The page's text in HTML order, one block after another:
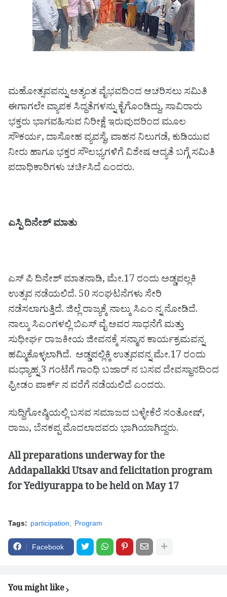
ಮಹೋತ್ಸವವನ್ನು ಅತ್ಯಂತ ವೈಭವದಿಂದ ಆಚರಿಸಲು ಸಮಿತಿ
ಈಗಾಗಲೇ ವ್ಯಾಪಕ ಸಿದ್ಧತೆಗಳನ್ನು ಕೈಗೊಂಡಿದ್ದು, ಸಾವಿರಾರು
ಭಕ್ತರು ಭಾಗವಹಿಸುವ ನಿರೀಕ್ಷೆ ಇರುವುದರಿಂದ ಮೂಲ
ಸೌಕರ್ಯ, ದಾಸೋಹ ವ್ಯವಸ್ಥೆ, ವಾಹನ ನಿಲುಗಡೆ, ಕುಡಿಯುವ
ನೀರು ಹಾಗೂ ಭಕ್ತರ ಸೌಲಭ್ಯಗಳಿಗೆ ವಿಶೇಷ ಆದ್ಯತೆ ಬಗ್ಗೆ ಸಮಿತಿ
ಪದಾಧಿಕಾರಿಗಳು ಚರ್ಚಿಸಿದೆ ಎಂದರು.
ಎಸ್ಪಿ ದಿನೇಶ್ ಮಾತು
ಎಸ್ ಪಿ ದಿನೇಶ್ ಮಾತನಾಡಿ, ಮೇ.17 ರಂದು ಅಡ್ಡಪಲ್ಲಕಿ
ಉತ್ಸವ ನಡೆಯಲಿದೆ. 50 ಸಂಘಟನೆಗಳು ಸೇರಿ
ನಡೆಸಲಾಗುತ್ತಿದೆ. ಜಿಲ್ಲೆ ರಾಜ್ಯಕ್ಕೆ ನಾಲ್ಕು ಸಿಎಂ ನ್ನ ನೋಡಿದೆ.
ನಾಲ್ಕು ಸಿಎಂಗಳಲ್ಲಿ ಬಿಎಸ್ ವೈ ಅವರ ಸಾಧನೆಗೆ ಮತ್ತು
ಸುಧೀರ್ಘ ರಾಜಕೀಯ ಜೀವನಕ್ಕೆ ಸನ್ಮಾನ ಕಾರ್ಯಕ್ರಮವನ್ನ
ಹಮ್ಮಿಕೊಳ್ಳಲಾಗಿದೆ. ಅಡ್ಡಪಲ್ಲಿಕ್ಕಿ ಉತ್ಸವವನ್ನ ಮೇ.17 ರಂದು
ಮಧ್ಯಾಹ್ನ 3 ಗಂಟೆಗೆ ಗಾಂಧಿ ಬಜಾರ್ ನ ಬಸವ ದೇವಸ್ಥಾನದಿಂದ
ಫ್ರೀಡಂ ಪಾರ್ಕ್ ನ ವರೆಗೆ ನಡೆಯಲಿದೆ ಎಂದರು.
ಸುದ್ದಿಗೋಷ್ಠಿಯಲ್ಲಿ ಬಸವ ಸಮಾಜದ ಬಳ್ಳೇಕೆರೆ ಸಂತೋಷ್,
ರಾಜು, ಬೆನಕಪ್ಪ ಮೊದಲಾದವರು ಭಾಗಿಯಾಗಿದ್ದರು.
All preparations underway for the
Addapallakki Utsav and felicitation program
for Yediyurappa to be held on May 17
Tags: participation Program
Facebook
You might like